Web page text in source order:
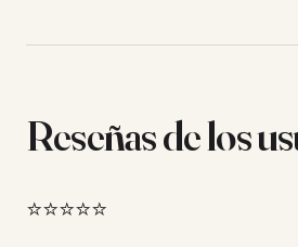
Reseñas de los
⭐⭐⭐⭐⭐